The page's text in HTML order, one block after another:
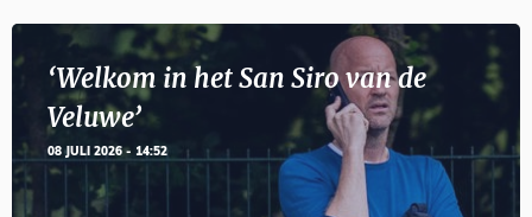
‘Welkom in het San Siro van de
Veluwe’
08 JULI 2026 - 14:52